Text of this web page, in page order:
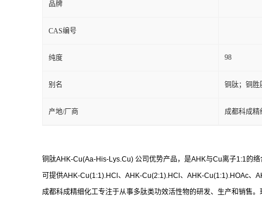
品牌
CAS编号
纯度 98
别名 铜肽；铜胜
产地/厂商 成都科成精
铜肽AHK-Cu(Aa-His-Lys.Cu) 公司优势产品，是AHK与Cu离子1:1的
可提供AHK-Cu(1:1).HCl、AHK-Cu(2:1).HCl、AHK-Cu(1:1).HOAc、
成都科成精细化工专注于从事多肽类功效活性物的研发、生产和销售